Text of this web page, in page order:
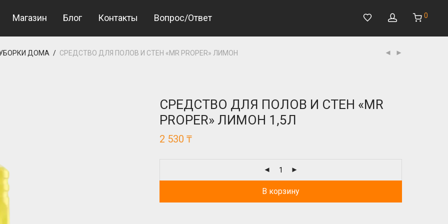
Магазин Блог Контакты Вопрос/Ответ 0
ДОМА / СРЕДСТВО ДЛЯ ПОЛОВ И СТЕН «MR PROPER» ЛИМОН
СРЕДСТВО ДЛЯ ПОЛОВ И СТЕН «MR
PROPER» ЛИМОН 1,5Л
2 530 ₸
В корзину